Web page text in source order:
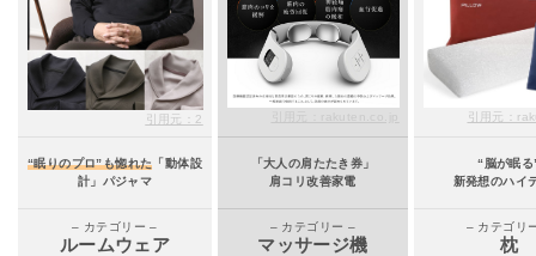
引用元：2 引用元：
“眠りのプロ”も惚れた 「動体設
計」パジャマ
「大人の肩たたき券」
肩コリ改善家電
“脳が眠る
新発想のハイ
– カテゴリー –
ルームウェア
– カテゴリー –
マッサージ機
– カテゴリ
枕